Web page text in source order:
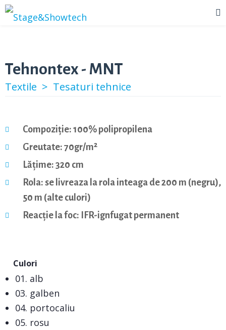
Tehnontex - MNT
Textile > Tesaturi tehnice
Compoziție: 100% polipropilena
Greutate: 70gr/m²
Lățime: 320 cm
Rola: se livreaza la rola inteaga de 200 m (negru),
50 m (alte culori)
Reacție la foc: IFR-ignfugat permanent
Culori
01. alb
03. galben
04. portocaliu
05. rosu